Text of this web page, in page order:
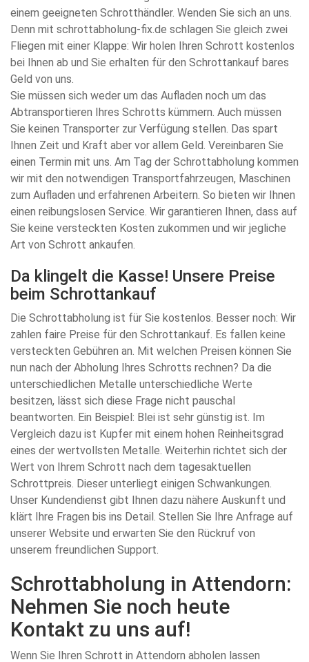
einem geeigneten Schrotthändler. Wenden Sie sich an uns.
Denn mit schrottabholung-fix.de schlagen Sie gleich zwei
Fliegen mit einer Klappe: Wir holen Ihren Schrott kostenlos
bei Ihnen ab und Sie erhalten für den Schrottankauf bares
Geld von uns.
Sie müssen sich weder um das Aufladen noch um das
Abtransportieren Ihres Schrotts kümmern. Auch müssen
Sie keinen Transporter zur Verfügung stellen. Das spart
Ihnen Zeit und Kraft aber vor allem Geld. Vereinbaren Sie
einen Termin mit uns. Am Tag der Schrottabholung kommen
wir mit den notwendigen Transportfahrzeugen, Maschinen
zum Aufladen und erfahrenen Arbeitern. So bieten wir Ihnen
einen reibungslosen Service. Wir garantieren Ihnen, dass auf
Sie keine versteckten Kosten zukommen und wir jegliche
Art von Schrott ankaufen.
Da klingelt die Kasse! Unsere Preise
beim Schrottankauf
Die Schrottabholung ist für Sie kostenlos. Besser noch: Wir
zahlen faire Preise für den Schrottankauf. Es fallen keine
versteckten Gebühren an. Mit welchen Preisen können Sie
nun nach der Abholung Ihres Schrotts rechnen? Da die
unterschiedlichen Metalle unterschiedliche Werte
besitzen, lässt sich diese Frage nicht pauschal
beantworten. Ein Beispiel: Blei ist sehr günstig ist. Im
Vergleich dazu ist Kupfer mit einem hohen Reinheitsgrad
eines der wertvollsten Metalle. Weiterhin richtet sich der
Wert von Ihrem Schrott nach dem tagesaktuellen
Schrottpreis. Dieser unterliegt einigen Schwankungen.
Unser Kundendienst gibt Ihnen dazu nähere Auskunft und
klärt Ihre Fragen bis ins Detail. Stellen Sie Ihre Anfrage auf
unserer Website und erwarten Sie den Rückruf von
unserem freundlichen Support.
Schrottabholung in Attendorn:
Nehmen Sie noch heute
Kontakt zu uns auf!
Wenn Sie Ihren Schrott in Attendorn abholen lassen